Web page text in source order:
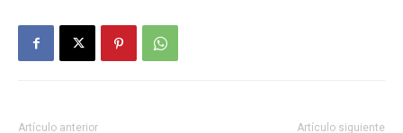
Artículo anterior Artículo siguiente